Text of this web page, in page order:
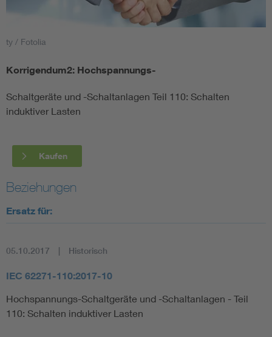
Cybersecurity in der Industrieautomatisierung
DIN VDE 0100 für sichere Elektroinstallationen
ty / Fotolia
Korrigendum2: Hochspannungs-
Schaltgeräte und -Schaltanlagen Teil 110: Schalten
induktiver Lasten
Kaufen
Beziehungen
Ersatz für:
05.10.2017 Historisch
IEC 62271-110:2017-10
Hochspannungs-Schaltgeräte und -Schaltanlagen - Teil
110: Schalten induktiver Lasten